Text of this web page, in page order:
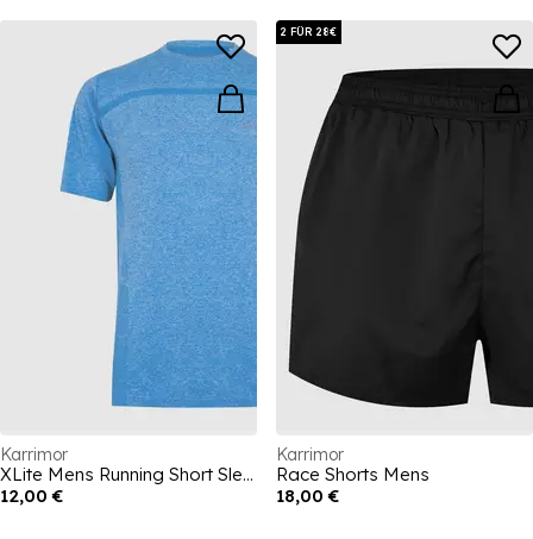
Karrimor
XLite Mens Running Short Sleeve Top
12,00 €
2 FÜR 28€
Karrimor
Race Shorts Mens
18,00 €